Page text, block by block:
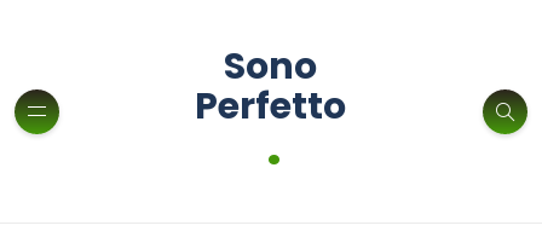
Sono
Perfetto
.